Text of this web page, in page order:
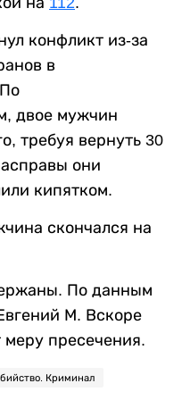
конфликт из-за
в
двое мужчин
требуя вернуть 30
они
кипятком.
скончался на
По данным
М. Вскоре
пресечения.
Криминал